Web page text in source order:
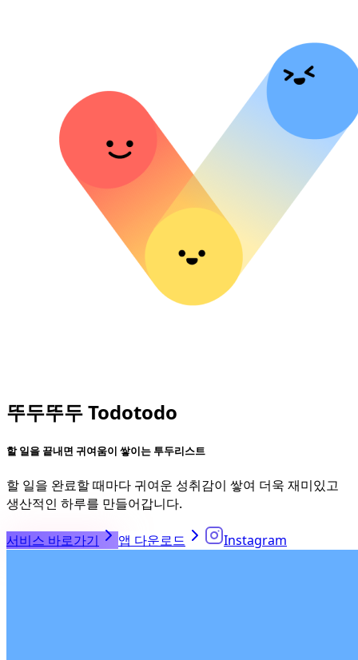
뚜두뚜두 Todotodo
할 일을 끝내면 귀여움이 쌓이는 투두리스트
할 일을 완료할 때마다 귀여운 성취감이 쌓여 더욱 재미있고
생산적인 하루를 만들어갑니다.
서비스 바로가기 앱 다운로드 Instagram